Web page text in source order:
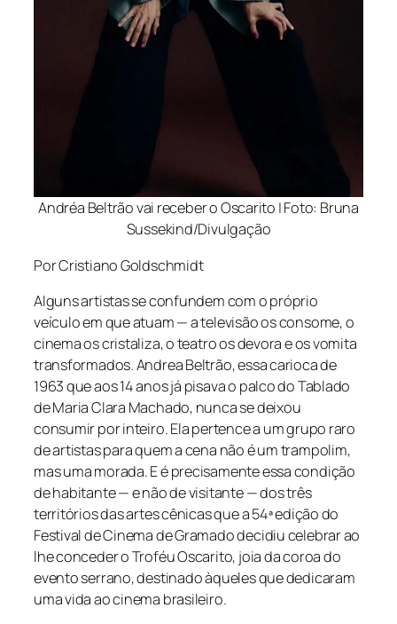
Andréa Beltrão vai receber o Oscarito | Foto: Bruna
Sussekind/Divulgação
Por Cristiano Goldschmidt
Alguns artistas se confundem com o próprio
veículo em que atuam — a televisão os consome, o
cinema os cristaliza, o teatro os devora e os vomita
transformados. Andrea Beltrão, essa carioca de
1963 que aos 14 anos já pisava o palco do Tablado
de Maria Clara Machado, nunca se deixou
consumir por inteiro. Ela pertence a um grupo raro
de artistas para quem a cena não é um trampolim,
mas uma morada. E é precisamente essa condição
de habitante — e não de visitante — dos três
territórios das artes cênicas que a 54ª edição do
Festival de Cinema de Gramado decidiu celebrar ao
lhe conceder o Troféu Oscarito, joia da coroa do
evento serrano, destinado àqueles que dedicaram
uma vida ao cinema brasileiro.